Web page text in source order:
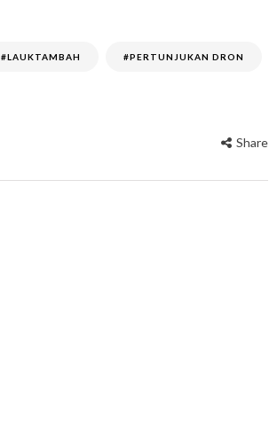
#LAUKTAMBAH #PERTUNJUKAN DRON
Share